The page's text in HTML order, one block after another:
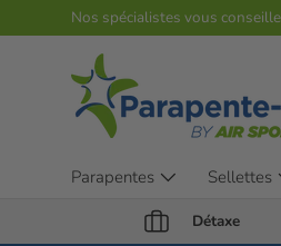
Aller au contenu
Nos spécialistes vous
Parapentes Sellettes
Détaxe